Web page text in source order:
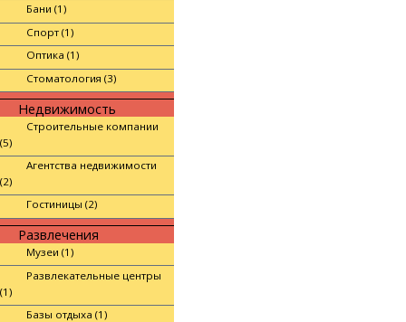
Бани (1)
Спорт (1)
Оптика (1)
Стоматология (3)
Недвижимость
Строительные компании
(5)
Агентства недвижимости
(2)
Гостиницы (2)
Развлечения
Музеи (1)
Развлекательные центры
(1)
Базы отдыха (1)